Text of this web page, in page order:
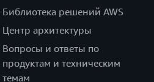
Библиотека решений AWS
Центр архитектуры
Вопросы и ответы по
продуктам и техническим
темам